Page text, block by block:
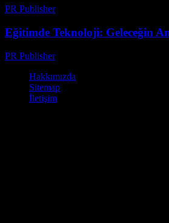
PR Publisher-
Eğitimde Teknoloji: Geleceğin
PR Publisher-
Hakkımızda
Sitemap
İletişim